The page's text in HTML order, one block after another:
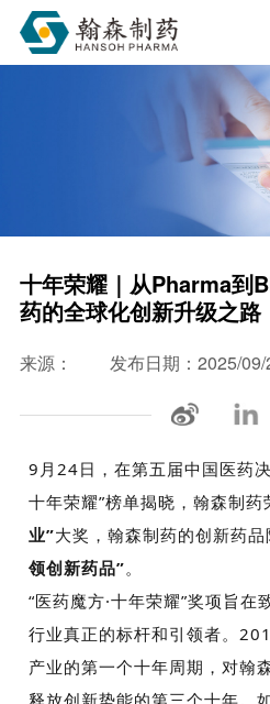
十年荣耀｜从Pharma到
药的全球化创新升级之路
来源： 发布日期：2025/09/
9 月 24日，在第五届中国医药
十年荣耀”榜单揭晓，翰森制药
业”大奖，翰森制药的创新药
领创新药品”。
“医药魔方·十年荣耀”奖项旨
行业真正的标杆和引领者。
产业的第一个十年周期，对翰
释放创新势能的第三个十年。